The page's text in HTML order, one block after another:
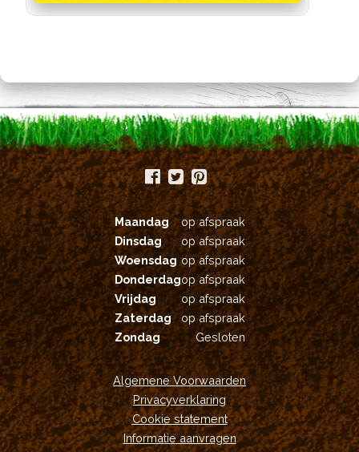
Maandag
op afspraak
Dinsdag
op afspraak
Woensdag op afspraak
Donderdagop afspraak
Vrijdag
op afspraak
Zaterdag
op afspraak
Zondag
Gesloten
Algemene Voorwaarden
Privacyverklaring
Cookie statement
Informatie aanvragen